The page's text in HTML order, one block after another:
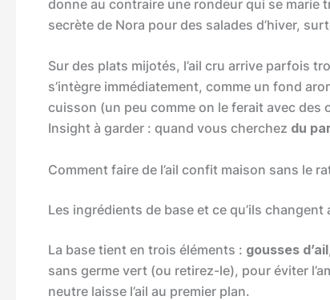
donne au contraire une rondeur qui se marie
secrète de Nora pour des salades d’hiver,
Sur des plats mijotés, l’ail cru arrive parfois
s’intègre immédiatement, comme un fond
cuisson (un peu comme on le ferait avec des
Insight à garder : quand vous cherchez du
Comment faire de l’ail confit maison sans le
Les ingrédients de base et ce qu’ils changent
La base tient en trois éléments : gousses d’ail
sans germe vert (ou retirez-le), pour éviter
neutre laisse l’ail au premier plan.